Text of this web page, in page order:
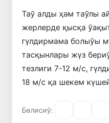
Таў алды ҳәм таўлы
жерлерде қысқа
гүлдирмама болыўы
тасқынлары жүз
тезлиги 7-12 м/с,
18 м/с қа шекем
Бөлисиў: